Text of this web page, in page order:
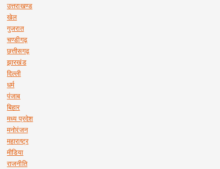
उत्तराखण्ड
खेल
गुजरात
चण्डीगढ़
छत्तीसगढ़
झारखंड
दिल्ली
धर्म
पंजाब
बिहार
मध्य प्रदेश
मनोरंजन
महाराष्ट्र
मीडिया
राजनीति